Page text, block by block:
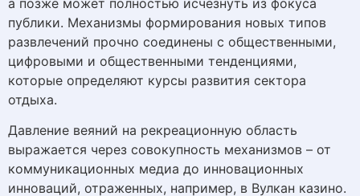
а позже может полностью исчезнуть из фокуса
публики. Механизмы формирования новых типов
развлечений прочно соединены с общественными,
цифровыми и общественными тенденциями,
которые определяют курсы развития сектора
отдыха.
Давление веяний на рекреационную область
выражается через совокупность механизмов – от
коммуникационных медиа до инновационных
инноваций, отраженных, например, в Вулкан казино.